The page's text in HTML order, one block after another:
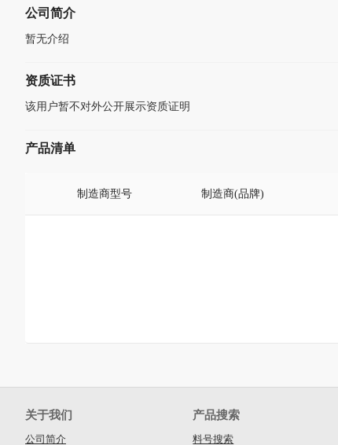
公司简介
暂无介绍
资质证书
该用户暂不对外公开展示资质证明
产品清单
制造商型号 制造商(品牌)
关于我们
公司简介
产品搜索
料号搜索